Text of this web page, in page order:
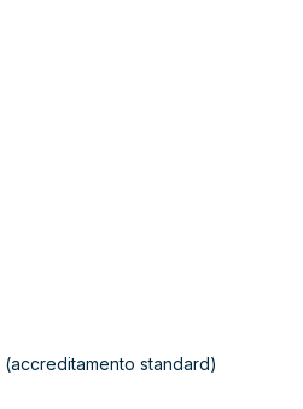
(accreditamento standard)